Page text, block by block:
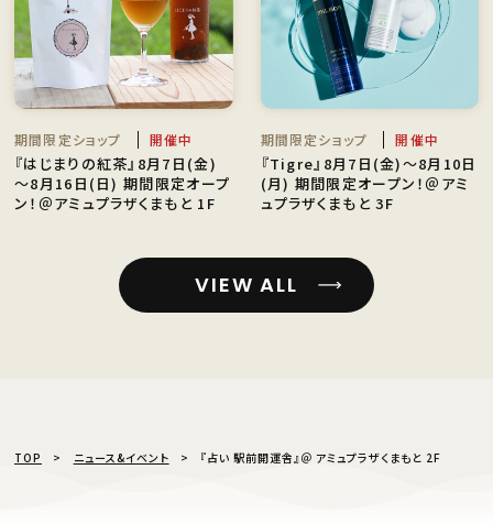
期間限定ショップ 開催中
『はじまりの紅茶』8月7日(金)
〜8月16日(日) 期間限定オープ
ン！＠アミュプラザくまもと 1F
期間限定ショップ 開催中
『Tigre』8月7日(金)〜8月10日
(月) 期間限定オープン！＠アミ
ュプラザくまもと 3F
VIEW ALL
TOP ニュース&イベント 『占い 駅前開運舎』＠ アミュプラザくまもと 2F